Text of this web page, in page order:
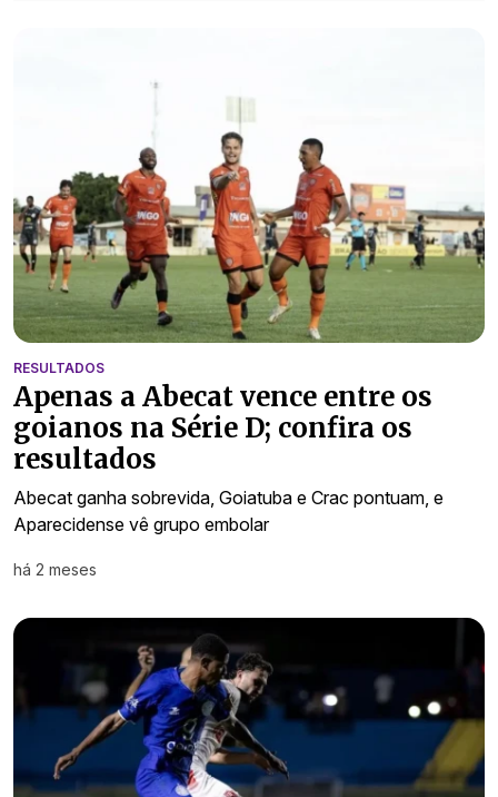
RESULTADOS
Apenas a Abecat vence entre os
goianos na Série D; confira os
resultados
Abecat ganha sobrevida, Goiatuba e Crac pontuam, e
Aparecidense vê grupo embolar
há 2 meses